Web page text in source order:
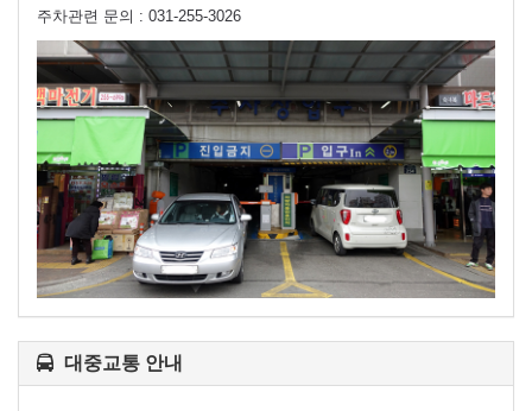
주차관련 문의 : 031-255-3026
대중교통 안내